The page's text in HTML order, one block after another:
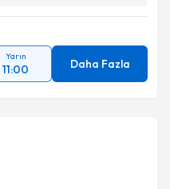
Yarın
11:00 Daha Fazla